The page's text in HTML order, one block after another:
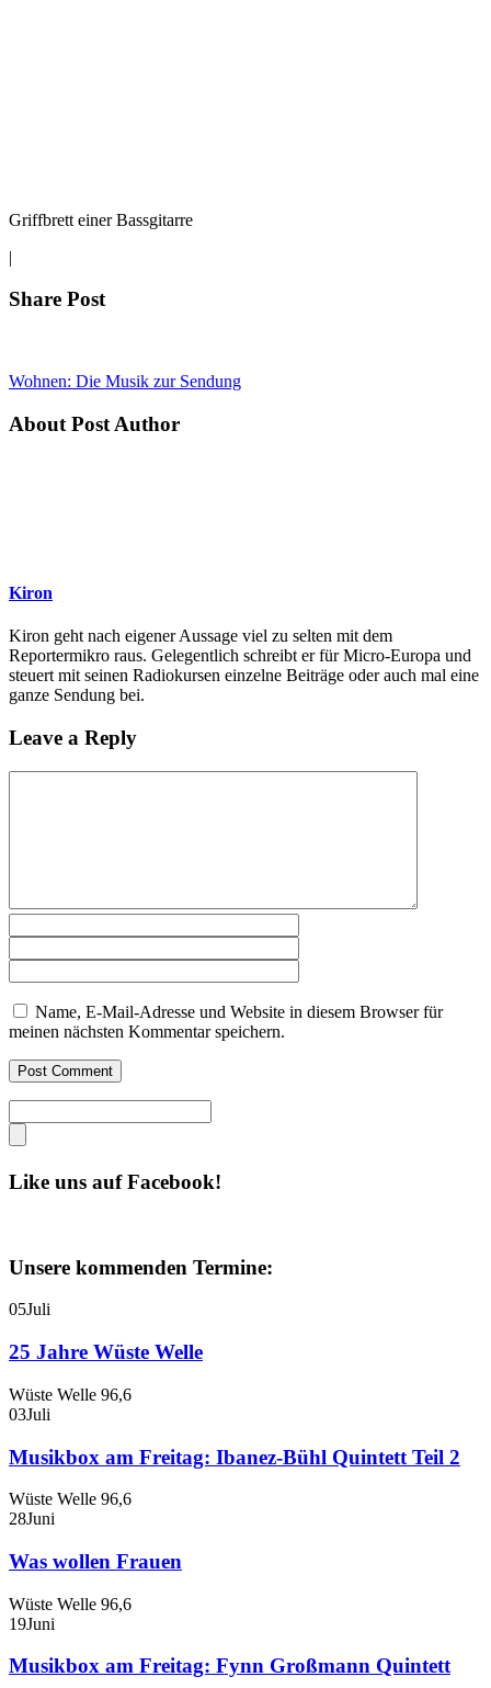
Griffbrett einer Bassgitarre
|
Share Post
Wohnen: Die Musik zur Sendung
About Post Author
Kiron
Kiron geht nach eigener Aussage viel zu selten mit dem
Reportermikro raus. Gelegentlich schreibt er für Micro-Europa und
steuert mit seinen Radiokursen einzelne Beiträge oder auch mal eine
ganze Sendung bei.
Leave a Reply
Name, E-Mail-Adresse und Website in diesem Browser für
meinen nächsten Kommentar speichern.
Like uns auf Facebook!
Unsere kommenden Termine:
05Juli
25 Jahre Wüste Welle
Wüste Welle 96,6
03Juli
Musikbox am Freitag: Ibanez-Bühl Quintett Teil 2
Wüste Welle 96,6
28Juni
Was wollen Frauen
Wüste Welle 96,6
19Juni
Musikbox am Freitag: Fynn Großmann Quintett